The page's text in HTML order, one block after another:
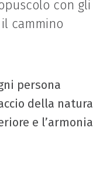
con gli
cammino
persona
della natura
e l’armonia